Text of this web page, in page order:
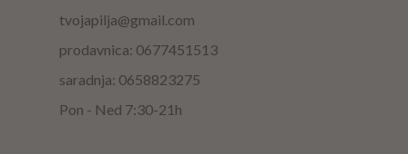
tvojapilja@gmail.com
prodavnica: 0677451513
saradnja: 0658823275
Pon - Ned 7:30-21h